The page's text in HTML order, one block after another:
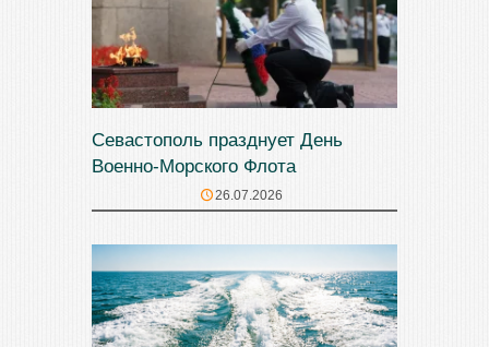
Севастополь празднует День
Военно-Морского Флота
26.07.2026